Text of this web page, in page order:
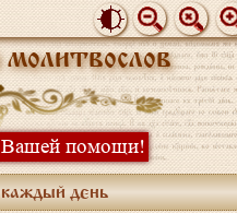
Вашей помощи!
день